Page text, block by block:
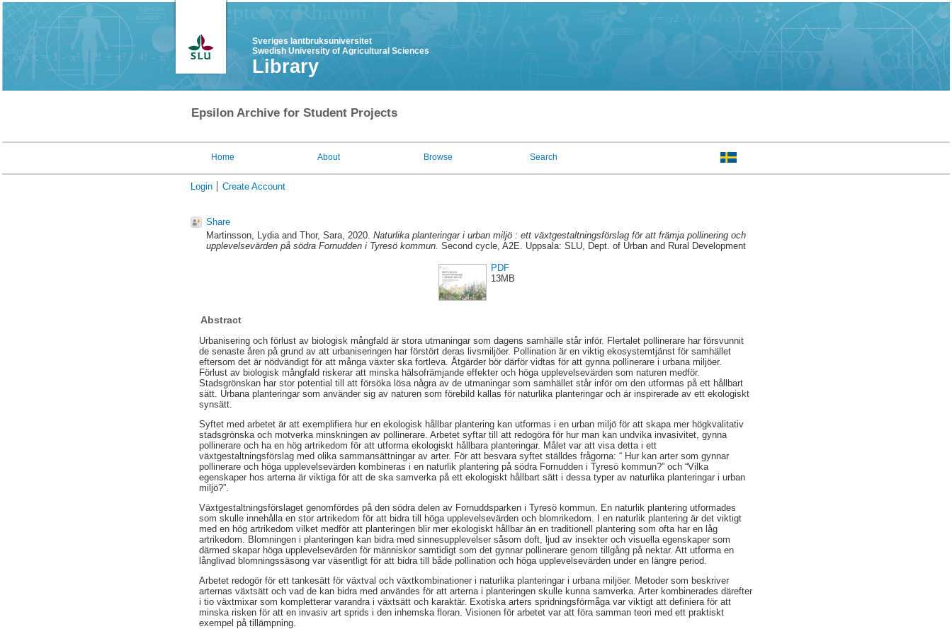
Sveriges lantbruksuniversitet
Swedish University of Agricultural Sciences
Library
Epsilon Archive for Student Projects
Home About Browse Search
Login Create Account
Share
Martinsson, Lydiaand Thor, Sara, 2020. Naturlika planteringar i urban miljö : ett växtgestaltningsförslag för att främja pollinering och
upplevelsevärden på södra Fornudden i Tyresö kommun. Second cycle, A2E. Uppsala: SLU, Dept. of Urban and Rural Development
PDF
13MB
Abstract
Urbanisering och förlust av biologisk mångfald är stora utmaningar som dagens samhälle står inför. Flertalet pollinerare har försvunnit
de senaste åren på grund av att urbaniseringen har förstört deras livsmiljöer. Pollination är en viktig ekosystemtjänst för samhället
eftersom det är nödvändigt för att många växter ska fortleva. Åtgärder bör därför vidtas för att gynna pollinerare i urbana miljöer.
Förlust av biologisk mångfald riskerar att minska hälsofrämjande effekter och höga upplevelsevärden som naturen medför.
Stadsgrönskan har stor potential till att försöka lösa några av de utmaningar som samhället står inför om den utformas på ett hållbart
sätt. Urbana planteringar som använder sig av naturen som förebild kallas för naturlika planteringar och är inspirerade av ett ekologiskt
synsätt.
Syftet med arbetet är att exemplifiera hur en ekologisk hållbar plantering kan utformas i en urban miljö för att skapa mer högkvalitativ
stadsgrönska och motverka minskningen av pollinerare. Arbetet syftar till att redogöra för hur man kan undvika invasivitet, gynna
pollinerare och ha en hög artrikedom för att utforma ekologiskt hållbara planteringar. Målet var att visa detta i ett
växtgestaltningsförslag med olika sammansättningar av arter. För att besvara syftet ställdes frågorna: “ Hur kan arter som gynnar
pollinerare och höga upplevelsevärden kombineras i en naturlik plantering på södra Fornudden i Tyresö kommun?” och “Vilka
egenskaper hos arterna är viktiga för att de ska samverka på ett ekologiskt hållbart sätt i dessa typer av naturlika planteringar i urban
miljö?”.
Växtgestaltningsförslaget genomfördes på den södra delen av Fornuddsparken i Tyresö kommun. En naturlik plantering utformades
som skulle innehålla en stor artrikedom för att bidra till höga upplevelsevärden och blomrikedom. I en naturlik plantering är det viktigt
med en hög artrikedom vilket medför att planteringen blir mer ekologiskt hållbar än en traditionell plantering som ofta har en låg
artrikedom. Blomningen i planteringen kan bidra med sinnesupplevelser såsom doft, ljud av insekter och visuella egenskaper som
därmed skapar höga upplevelsevärden för människor samtidigt som det gynnar pollinerare genom tillgång på nektar. Att utforma en
långlivad blomningssäsong var väsentligt för att bidra till både pollination och höga upplevelsevärden under en längre period.
Arbetet redogör för ett tankesätt för växtval och växtkombinationer i naturlika planteringar i urbana miljöer. Metoder som beskriver
arternas växtsätt och vad de kan bidra med användes för att arterna i planteringen skulle kunna samverka. Arter kombinerades därefter
i tio växtmixar som kompletterar varandra i växtsätt och karaktär. Exotiska arters spridningsförmåga var viktigt att definiera för att
minska risken för att en invasiv art sprids i den inhemska floran. Visionen för arbetet var att föra samman teori med ett praktiskt
exempel på tillämpning.